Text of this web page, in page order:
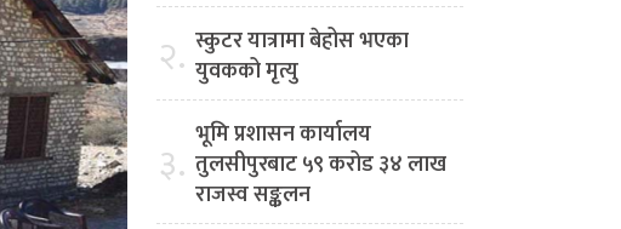
२. स्कुटर यात्रामा बेहोस भएका
युवकको मृत्यु
३. भूमि प्रशासन कार्यालय
तुलसीपुरबाट ५९ करोड ३४ लाख
राजस्व सङ्कलन